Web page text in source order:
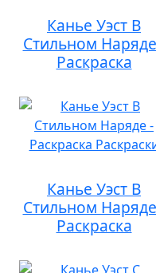
Канье Уэст В
Стильном
Раскраска
Канье Уэст В
Стильном
Раскраска